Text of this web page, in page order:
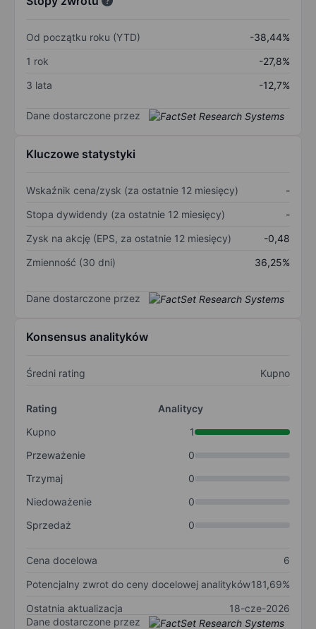
Od początku roku (YTD)
-38,44%
1 rok
-27,8%
3 lata
-12,7%
Dane dostarczone przez
Kluczowe statystyki
Wskaźnik cena/zysk (za ostatnie 12 miesięcy)
-
Stopa dywidendy (za ostatnie 12 miesięcy)
-
Zysk na akcję (EPS, za ostatnie 12 miesięcy)
-0,48
Zmienność (30 dni)
36,25%
Dane dostarczone przez
Konsensus analityków
Średni rating Kupno
Rating
Analitycy
Kupno
1
Przeważenie
0
Trzymaj
0
Niedoważenie
0
Sprzedaż
0
Cena docelowa
6
Potencjalny zwrot do ceny docelowej analityków181,69%
Ostatnia aktualizacja
18-cze-2026
Dane dostarczone przez